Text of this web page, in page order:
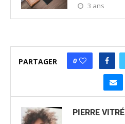
3 ans
PARTAGER 0
PIERRE VITRÉ